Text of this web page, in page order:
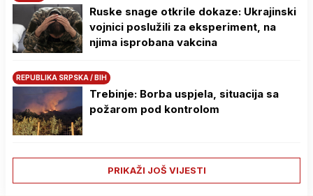
Ruske snage otkrile dokaze: Ukrajinski
vojnici poslužili za eksperiment, na
njima isprobana vakcina
REPUBLIKA SRPSKA / BIH
Trebinje: Borba uspjela, situacija sa
požarom pod kontrolom
PRIKAŽI JOŠ VIJESTI